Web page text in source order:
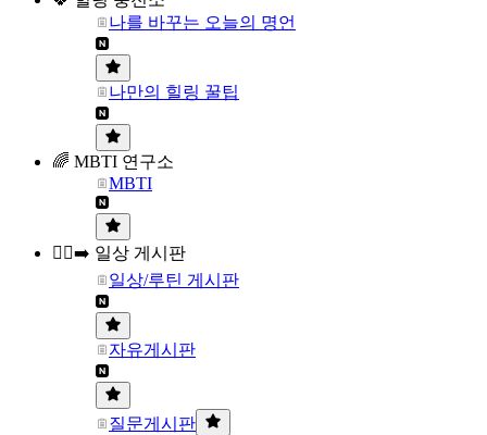
나를 바꾸는 오늘의 명언
나만의 힐링 꿀팁
🌈 MBTI 연구소
MBTI
🏃‍♀️‍➡️ 일상 게시판
일상/루틴 게시판
자유게시판
질문게시판